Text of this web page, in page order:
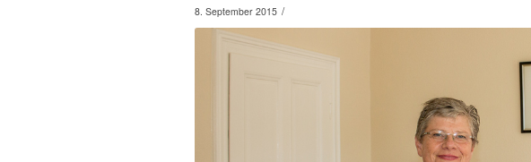
8. September 2015 /